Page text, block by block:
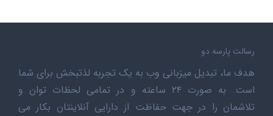
رسالت پارسه دو
هدف ما، تبدیل میزبانی وب به یک تجربه لذتبخش برای شما
است. به صورت ۲۴ ساعته و در تمامی لحظات توان و
تلاشمان را در جهت حفاظت از دارایی آنلاینتان بکار می